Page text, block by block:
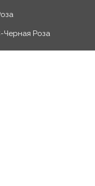
Черная Роза